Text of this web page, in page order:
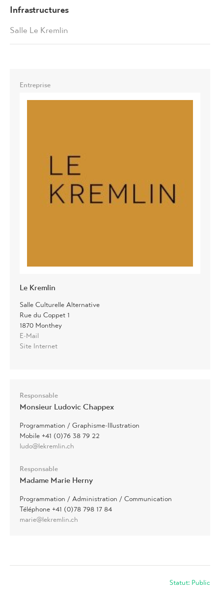
Infrastructures
Salle Le Kremlin
Entreprise
Le Kremlin
Salle Culturelle Alternative
Rue du Coppet 1
1870 Monthey
E-Mail
Site Internet
Responsable
Monsieur Ludovic Chappex
Programmation / Graphisme-Illustration
Mobile +41 (0)76 38 79 22
ludo@lekremlin.ch
Responsable
Madame Marie Herny
Programmation / Administration / Communication
Téléphone +41 (0)78 798 17 84
marie@lekremlin.ch
Statut: Public